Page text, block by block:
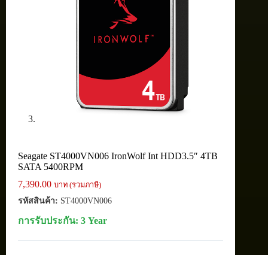
Seagate ST4000VN006 IronWolf Int HDD3.5″ 4TB
SATA 5400RPM
7,390.00 บาท (รวมภาษี)
รหัสสินค้า: ST4000VN006
การรับประกัน: 3 Year